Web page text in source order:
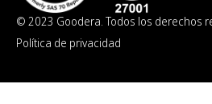
© 2023 Goodera. Todos los derechos
Política de privacidad